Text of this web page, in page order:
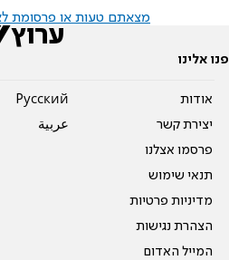
מצאתם טעות או פרסומת לא
פנו אלינו
אודות
יצירת קשר
פרסמו אצלנו
תנאי שימוש
מדיניות פרטיות
הצהרת נגישות
המייל האדום
Pусский
عربية